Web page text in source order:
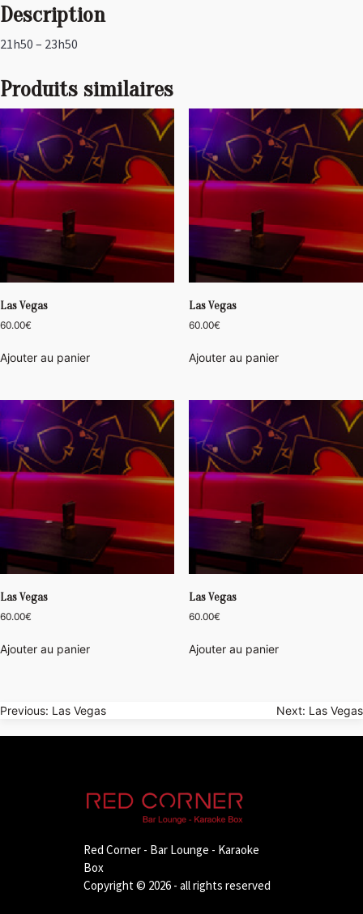
Description
21h50 – 23h50
Produits similaires
Las Vegas
60.00€
Ajouter au panier
Las Vegas
60.00€
Ajouter au panier
Las Vegas
60.00€
Ajouter au panier
Las Vegas
60.00€
Ajouter au panier
Navigation
de
Previous: Las Vegas Next: Las Vegas
Red Corner - Bar Lounge - Karaoke
Box
Copyright © 2026 - all rights reserved